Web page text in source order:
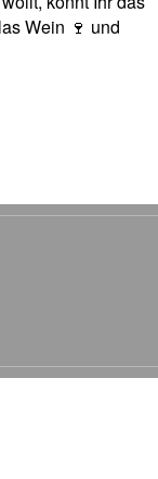
Wein 🍷 und